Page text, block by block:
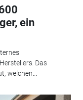
ein
Das
welchen...